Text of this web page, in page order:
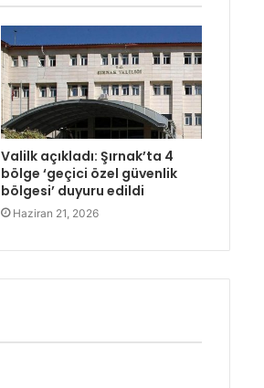
Valilk açıkladı: Şırnak’ta 4
bölge ‘geçici özel güvenlik
bölgesi’ duyuru edildi
Haziran 21, 2026